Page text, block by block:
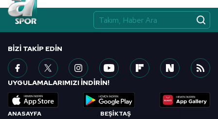
ANASAYFA BEŞİKTAŞ
BIZI TAKIP EDIN
UYGULAMALARIMIZI İNDİRİN!